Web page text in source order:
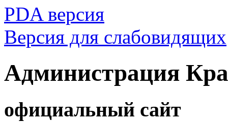
PDA версия
Версия для слабовидящих
Администрация
официальный сайт